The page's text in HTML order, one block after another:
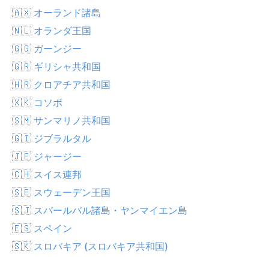
🇦🇽 オーランド諸島
🇳🇱 オランダ王国
🇬🇬 ガーンジー
🇬🇷 ギリシャ共和国
🇭🇷 クロアチア共和国
🇽🇰 コソボ
🇸🇲 サンマリノ共和国
🇬🇮 ジブラルタル
🇯🇪 ジャージー
🇨🇭 スイス連邦
🇸🇪 スウェーデン王国
🇸🇯 スバールバル諸島・ヤンマイエン島
🇪🇸 スペイン
🇸🇰 スロバキア (スロバキア共和国)